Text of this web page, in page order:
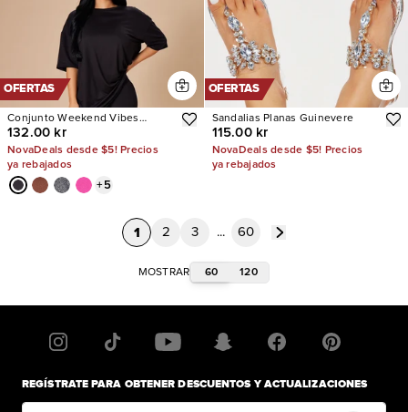
OFERTAS
Conjunto Weekend Vibes
Legging
132.00 kr
NovaDeals desde $5! Precios
ya rebajados
+5
OFERTAS
Sandalias Planas Guinevere
115.00 kr
NovaDeals desde $5! Precios
ya rebajados
1 2 3 ... 60
MOSTRAR 60 120
REGÍSTRATE PARA OBTENER DESCUENTOS Y ACTUALIZACIONES